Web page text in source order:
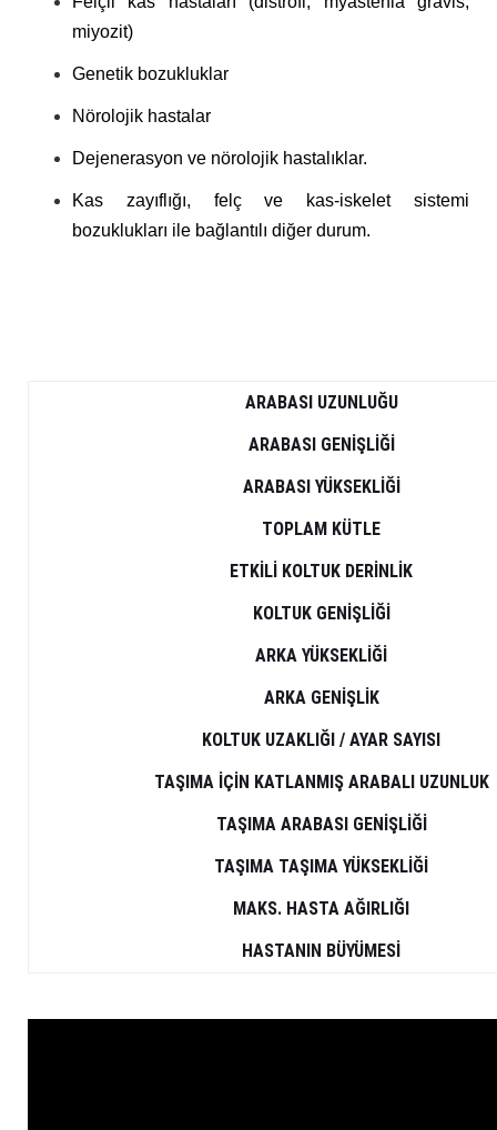
miyozit)
Genetik bozukluklar
Nörolojik hastalar
Dejenerasyon ve nörolojik hastalıklar.
Kas zayıflığı, felç ve kas-iskelet sistemi
bozuklukları ile bağlantılı diğer durum.
ARABASI UZUNLUĞU
ARABASI GENİŞLİĞİ
ARABASI YÜKSEKLİĞİ
TOPLAM KÜTLE
ETKİLİ KOLTUK DERİNLİK
KOLTUK GENİŞLİĞİ
ARKA YÜKSEKLİĞİ
ARKA GENİŞLİK
KOLTUK UZAKLIĞI / AYAR SAYISI
TAŞIMA İÇİN KATLANMIŞ ARABALI UZUNLUK
TAŞIMA ARABASI GENİŞLİĞİ
TAŞIMA TAŞIMA YÜKSEKLİĞİ
MAKS. HASTA AĞIRLIĞI
HASTANIN BÜYÜMESİ